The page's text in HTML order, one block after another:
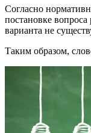
Согласно
постановке
варианта не
Таким образом,